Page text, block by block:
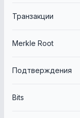
Транзакции
Merkle Root
Подтверждения
Bits